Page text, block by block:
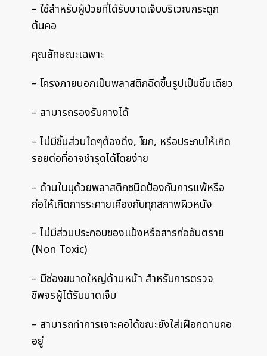
– ใช้สำหรับผู้ป่วยที่ได้รับบาดเจ็บบริเวณกระดูก
ต้นคอ
คุณลักษณะเฉพาะ
– โครงภายนอกเป็นพลาสติกฉีดขึ้นรูปเป็นชิ้นเดียว
– สามารถรองรับคางได้
– ไม่มีชิ้นส่วนใดๆต้องดึง, โยก, หรือประกบให้เกิด
รอยต่อที่อาจชำรุดได้โดยง่าย
– ด้านในบุด้วยพลาสติกชนิดป้องกันการแพ้หรือ
ก่อให้เกิดการระคายเคืองกับทุกสภาพผิวหนัง
– ไม่มีส่วนประกอบของแป้งหรือสารก่ออันตราย
(Non Toxic)
– มีช่องขนาดใหญ่ด้านหน้า สำหรับการตรวจ
ชีพจรผู้ได้รับบาดเจ็บ
– สามารถทำการเจาะคอได้ขณะยังใส่เฝือกดามคอ
อยู่